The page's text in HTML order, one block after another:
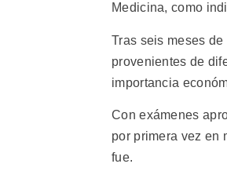
Medicina, como
Tras seis meses
provenientes de
importancia
Con exámenes
por primera vez en
fue.